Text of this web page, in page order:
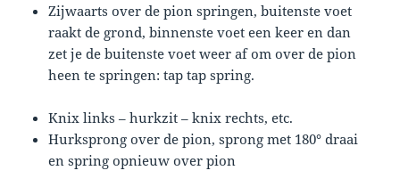
Zijwaarts over de pion springen, buitenste voet
raakt de grond, binnenste voet een keer en dan
zet je de buitenste voet weer af om over de pion
heen te springen: tap tap spring.
Knix links – hurkzit – knix rechts, etc.
Hurksprong over de pion, sprong met 180° draai
en spring opnieuw over pion